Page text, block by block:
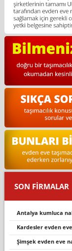
SON FİRMALAR
antalya kumluca
kardesler evden eve
şimşek evden eve